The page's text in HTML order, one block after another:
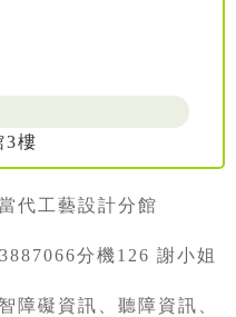
3樓
代工藝設計分館
分機126 謝小姐
障礙資訊、聽障資訊、